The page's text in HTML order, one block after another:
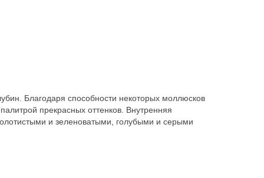
Благодаря способности некоторых моллюсков
прекрасных оттенков. Внутренняя
и зеленоватыми, голубыми и серыми